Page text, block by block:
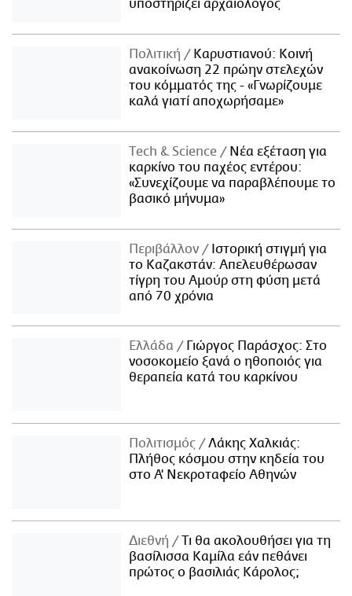
υποστηρίζει αρχαιολόγος
Πολιτική
Καρυστιανού: Κοινή
ανακοίνωση 22 πρώην στελεχών
του κόμματός της - «Γνωρίζουμε
καλά γιατί αποχωρήσαμε»
Τech & Science
Νέα εξέταση για
καρκίνο του παχέος εντέρου:
«Συνεχίζουμε να παραβλέπουμε το
βασικό μήνυμα»
Περιβάλλον
Ιστορική στιγμή για
το Καζακστάν: Απελευθέρωσαν
τίγρη του Αμούρ στη φύση μετά
από 70 χρόνια
Ελλάδα
Γιώργος Παράσχος: Στο
νοσοκομείο ξανά ο ηθοποιός για
θεραπεία κατά του καρκίνου
Πολιτισμός
Λάκης Χαλκιάς:
Πλήθος κόσμου στην κηδεία του
στο Α' Νεκροταφείο Αθηνών
Διεθνή
Τι θα ακολουθήσει για τη
βασίλισσα Καμίλα εάν πεθάνει
πρώτος ο βασιλιάς Κάρολος;